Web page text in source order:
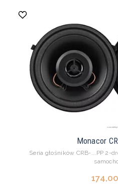
Monacor
Seria głośników CRB-...PP 2-